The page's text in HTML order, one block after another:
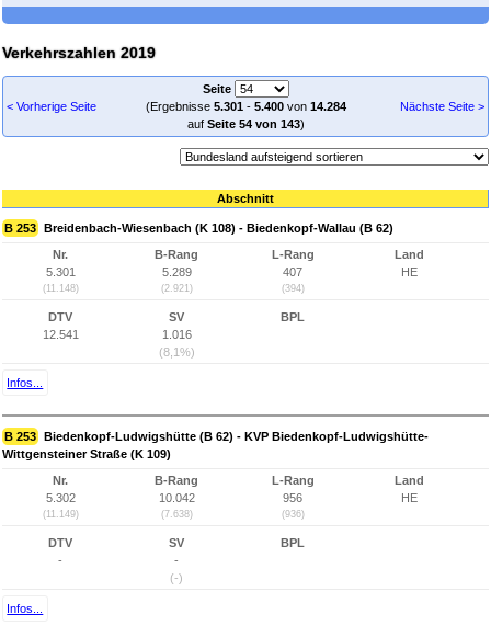
Verkehrszahlen 2019
< Vorherige Seite
Seite
(Ergebnisse 5.301- 5.400von 14.284
auf Seite 54 von 143)
Nächste Seite >
Abschnitt
B 253 Breidenbach-Wiesenbach (K 108) - Biedenkopf-Wallau (B 62)
Nr.
5.301
(11.148)
B-Rang
5.289
(2.921)
L-Rang
407
(394)
Land
HE
DTV
12.541
SV
1.016
(8,1%)
BPL
Infos...
B 253 Biedenkopf-Ludwigshütte (B 62) - KVP Biedenkopf-Ludwigshütte-
Wittgensteiner Straße (K 109)
Nr.
5.302
(11.149)
B-Rang
10.042
(7.638)
L-Rang
956
(936)
Land
HE
DTV
-
SV
-
(-)
BPL
Infos...